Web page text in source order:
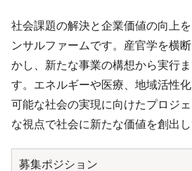
社会課題の解決と企業価値の向上
ンサルファームです。産官学を横
かし、新たな事業の構想から実行
す。エネルギーや医療、地域活性
可能な社会の実現に向けたプロジ
な視点で社会に新たな価値を創出し
募集ポジション